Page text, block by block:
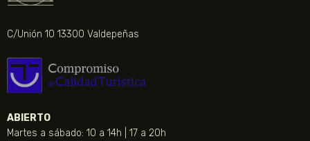
C/Unión 10 13300 Valdepeñas
ABIERTO
Martes a sábado: 10 a 14h | 17 a 20h